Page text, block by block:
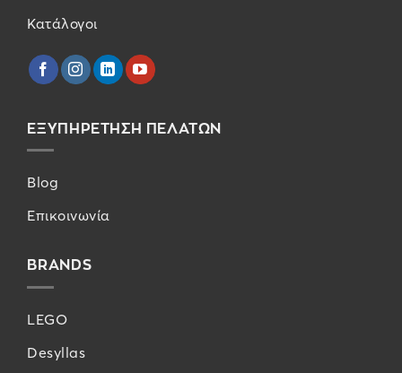
Κατάλογοι
ΕΞΥΠΗΡΕΤΗΣΗ ΠΕΛΑΤΩΝ
Blog
Επικοινωνία
BRANDS
LEGO
Desyllas